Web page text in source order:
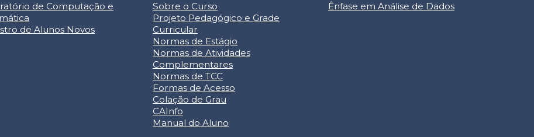
de Computação e
de Alunos Novos
Sobre o Curso
Projeto Pedagógico e Grade
Curricular
Normas de Estágio
Normas de Atividades
Complementares
Normas de TCC
Formas de Acesso
Colação de Grau
CAInfo
Manual do Aluno
Ênfase em Análise de Dados